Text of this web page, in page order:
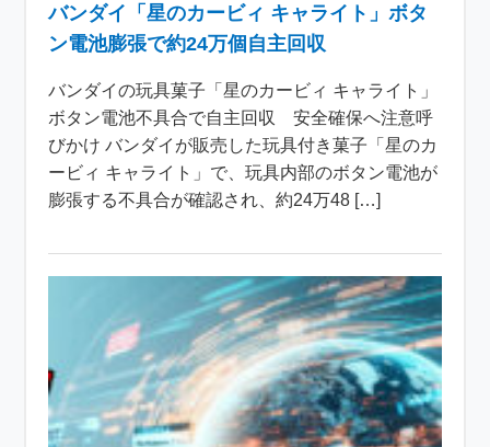
バンダイ「星のカービィ キャライト」ボタ
ン電池膨張で約24万個自主回収
バンダイの玩具菓子「星のカービィ キャライト」
ボタン電池不具合で自主回収 安全確保へ注意呼
びかけ バンダイが販売した玩具付き菓子「星のカ
ービィ キャライト」で、玩具内部のボタン電池が
膨張する不具合が確認され、約24万48 […]